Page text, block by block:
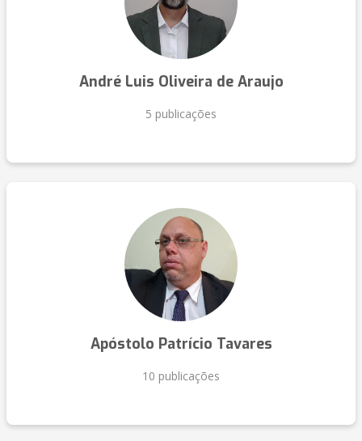
André Luis Oliveira de Araujo
5 publicações
Apóstolo Patrício Tavares
10 publicações